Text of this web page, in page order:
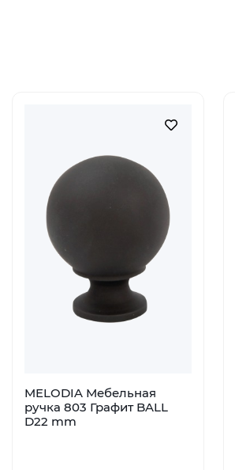
MELODIA Мебельная
ручка 803 Графит BALL
D22 mm